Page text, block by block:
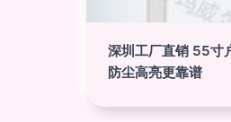
深圳工厂直销 55寸
防尘高亮更靠谱